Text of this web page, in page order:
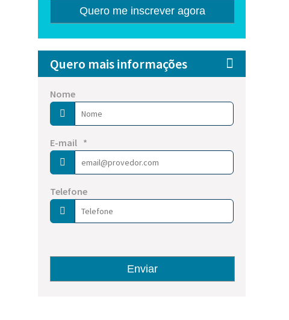
Quero me inscrever agora
Quero mais informações
Nome
E-mail *
Telefone
Enviar